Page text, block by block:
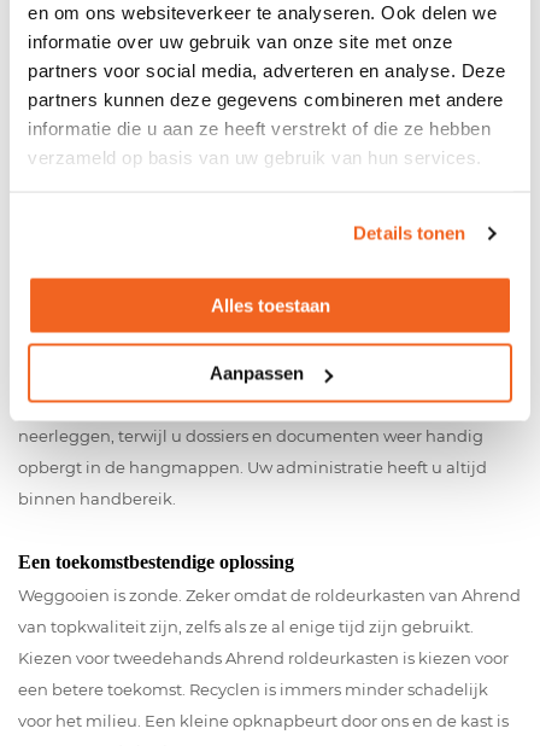
en om ons websiteverkeer te analyseren. Ook delen we
informatie over uw gebruik van onze site met onze
partners voor social media, adverteren en analyse. Deze
partners kunnen deze gegevens combineren met andere
informatie die u aan ze heeft verstrekt of die ze hebben
verzameld op basis van uw gebruik van hun services.
Details tonen
Alles toestaan
Aanpassen
Mocht er iets ontbreken of kapot zijn dan kunnen wij door het
jarenlang recyclen en hergebruiken van kasten putten uit een
grote voorraad reserve-onderdelen. Zo hoeven wij nooit een
kast weg te gooien.
Berg documenten en kantoorspullen veilig op
Doordat de kasten zijn voorzien van een sterke ombouw en
afsluiting met deuren, bergt u zonder problemen uw spullen
veilig op. Sommige kasten kunnen zelfs op slot. De indeling van
de kast is per soort verschillend. Zo zijn er Ahrend roldeurkasten
met legborden of hangmappen. Op legborden kunt u spullen
neerleggen, terwijl u dossiers en documenten weer handig
opbergt in de hangmappen. Uw administratie heeft u altijd
binnen handbereik.
Een toekomstbestendige oplossing
Weggooien is zonde. Zeker omdat de roldeurkasten van Ahrend
van topkwaliteit zijn, zelfs als ze al enige tijd zijn gebruikt.
Kiezen voor tweedehands Ahrend roldeurkasten is kiezen voor
een betere toekomst. Recyclen is immers minder schadelijk
voor het milieu. Een kleine opknapbeurt door ons en de kast is